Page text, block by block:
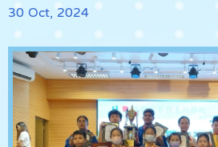
30 Oct, 2024